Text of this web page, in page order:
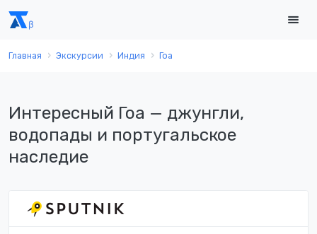
Главная Экскурсии Индия Гоа
Интересный Гоа — джунгли,
водопады и португальское
наследие